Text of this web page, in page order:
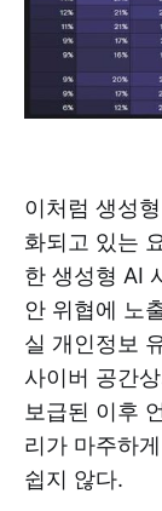
이처럼 생성
화되고 있는
한 생성형 AI
안 위협에 노
실 개인정보
사이버 공간
보급된 이후
리가 마주하
쉽지 않다.